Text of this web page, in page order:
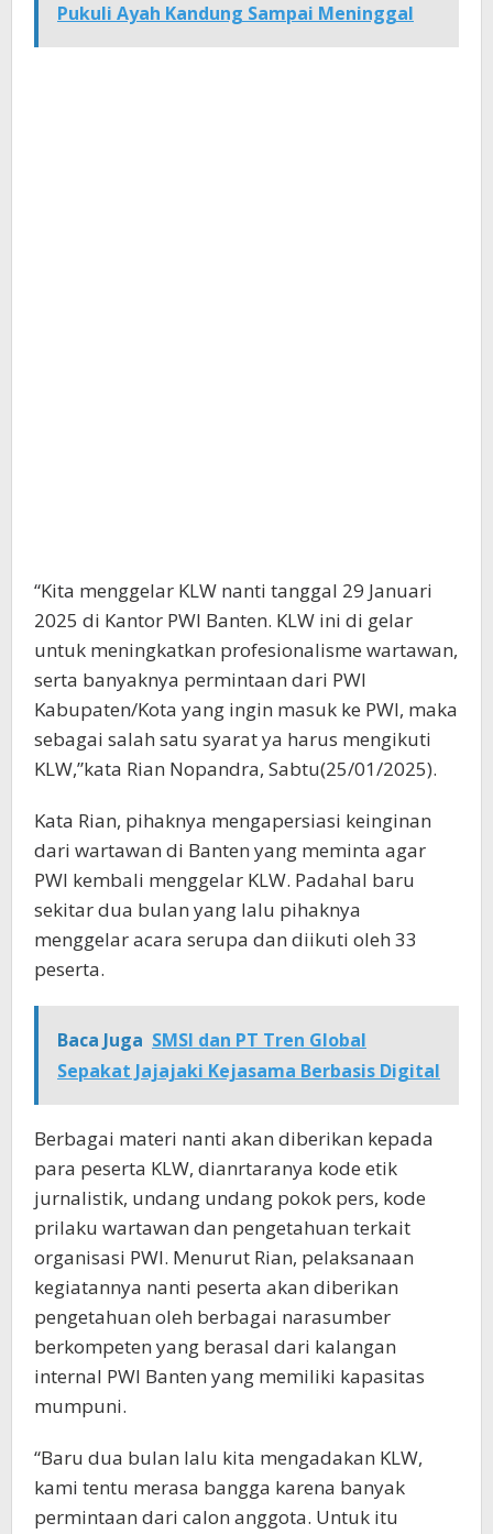
Pukuli Ayah Kandung Sampai Meninggal
“Kita menggelar KLW nanti tanggal 29 Januari
2025 di Kantor PWI Banten. KLW ini di gelar
untuk meningkatkan profesionalisme wartawan,
serta banyaknya permintaan dari PWI
Kabupaten/Kota yang ingin masuk ke PWI, maka
sebagai salah satu syarat ya harus mengikuti
KLW,”kata Rian Nopandra, Sabtu(25/01/2025).
Kata Rian, pihaknya mengapersiasi keinginan
dari wartawan di Banten yang meminta agar
PWI kembali menggelar KLW. Padahal baru
sekitar dua bulan yang lalu pihaknya
menggelar acara serupa dan diikuti oleh 33
peserta.
Baca Juga SMSI dan PT Tren Global
Sepakat Jajajaki Kejasama Berbasis Digital
Berbagai materi nanti akan diberikan kepada
para peserta KLW, dianrtaranya kode etik
jurnalistik, undang undang pokok pers, kode
prilaku wartawan dan pengetahuan terkait
organisasi PWI. Menurut Rian, pelaksanaan
kegiatannya nanti peserta akan diberikan
pengetahuan oleh berbagai narasumber
berkompeten yang berasal dari kalangan
internal PWI Banten yang memiliki kapasitas
mumpuni.
“Baru dua bulan lalu kita mengadakan KLW,
kami tentu merasa bangga karena banyak
permintaan dari calon anggota. Untuk itu